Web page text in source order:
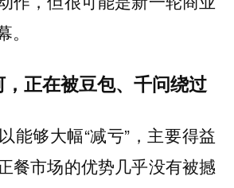
正在被豆包、千问绕过
能够大幅“减亏”，主要得益
餐市场的优势几乎没有被撼